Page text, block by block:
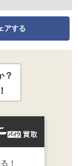
アする
？
！